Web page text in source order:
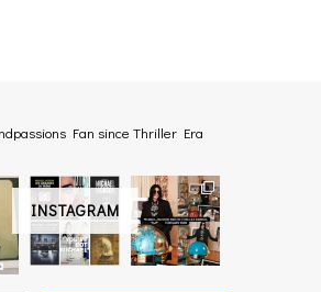
INSTAGRAM
Fan since Thriller Era